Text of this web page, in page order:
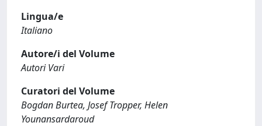
Lingua/e
Italiano
Autore/i del Volume
Autori Vari
Curatori del Volume
Bogdan Burtea, Josef Tropper, Helen
Younansardaroud